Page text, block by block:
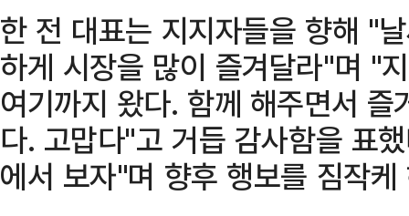
한 전 대표는 지지자들을 향해 "
하게 시장을 많이 즐겨달라"며 "
여기까지 왔다. 함께 해주면서
다. 고맙다"고 거듭 감사함을 표
에서 보자"며 향후 행보를 짐작